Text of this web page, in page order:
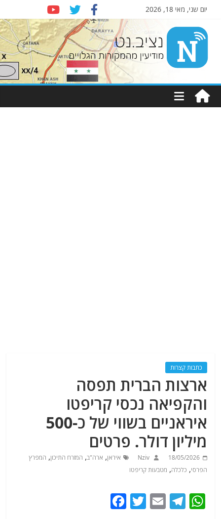
יום שני, מאי 18, 2026
Nziv.net
מודיעין
מהמקורות
כתבות קצרות
ארצות הברית תפסה
והקפיאה נכסי קריפטו
איראניים בשווי של כ-500
מיליון דולר. פרטים
18/05/2026
Nziv איראן, ארה"ב, המזרח התיכון, המפרץ
הפרסי, כלכלה, מטבעות קריפטו
W
T
E
T